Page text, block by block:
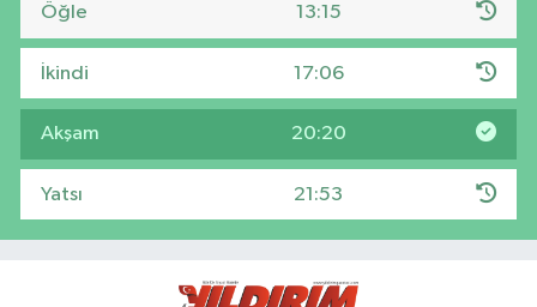
Öğle 13:15
İkindi 17:06
Akşam 20:20
Yatsı 21:53